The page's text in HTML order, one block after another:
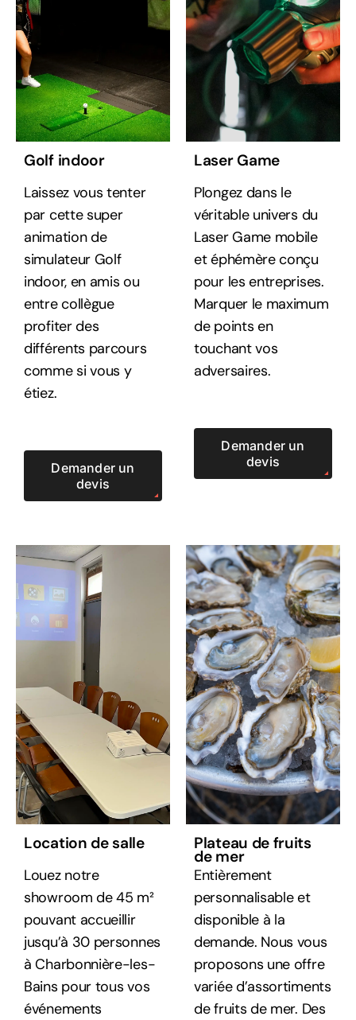
Golf indoor
Laissez vous tenter
par cette super
animation de
simulateur Golf
indoor, en amis ou
entre collègue
profiter des
différents parcours
comme si vous y
étiez.
Demander un
devis
Laser Game
Plongez dans le
véritable univers du
Laser Game mobile
et éphémère conçu
pour les entreprises.
Marquer le maximum
de points en
touchant vos
adversaires.
Demander un
devis
Location de salle
Louez notre
showroom de 45 m²
pouvant accueillir
jusqu’à 30 personnes
à Charbonnière-les-
Bains pour tous vos
événements
Plateau de fruits
de mer
Entièrement
personnalisable et
disponible à la
demande. Nous vous
proposons une offre
variée d’assortiments
de fruits de mer. Des